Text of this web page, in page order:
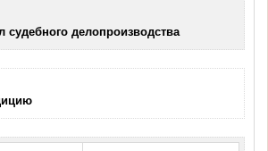
судебного делопроизводства